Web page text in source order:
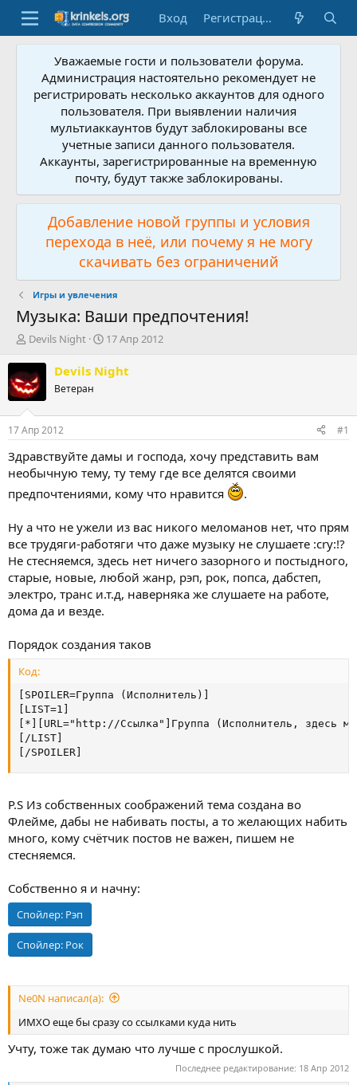
Вход Регистрация
Уважаемые гости и пользователи форума.
Администрация настоятельно рекомендует не
регистрировать несколько аккаунтов для одного
пользователя. При выявлении наличия
мультиаккаунтов будут заблокированы все
учетные записи данного пользователя.
Аккаунты, зарегистрированные на временную
почту, будут также заблокированы.
Добавление новой группы и условия
перехода в неё, или почему я не могу
скачивать без ограничений
Игры и увлечения
Музыка: Ваши предпочтения!
А
т
о
р
т
м
ы
Devils Night
Д
т
а
а
л
17 Апр 2012
Devils Night
Ветеран
17 Апр 2012 #1
Здравствуйте дамы и господа, хочу представить вам
необычную тему, ту тему где все делятся своими
предпочтениями, кому что нравится
.
Ну а что не ужели из вас никого меломанов нет, что прям
все трудяги-работяги что даже музыку не слушаете :cry:!?
Не стесняемся, здесь нет ничего зазорного и постыдного,
старые, новые, любой жанр, рэп, рок, попса, дабстеп,
электро, транс и.т.д, наверняка же слушаете на работе,
дома да и везде.
Порядок создания таков
Код:
[SPOILER=Группа (Исполнитель)]
[LIST=1]
[*][URL="http://Ссылка"]Группа (Исполнитель, здесь
[/LIST]
[/SPOILER]
P.S Из собственных соображений тема создана во
Флейме, дабы не набивать посты, а то желающих набить
много, кому счётчик постов не важен, пишем не
стесняемся.
Собственно я и начну:
Спойлер: Рэп
Спойлер: Рок
Ne0N написал(а):
ИМХО еще бы сразу со ссылками куда нить
Учту, тоже так думаю что лучше с прослушкой.
Последнее редактирование: 18 Апр 2012